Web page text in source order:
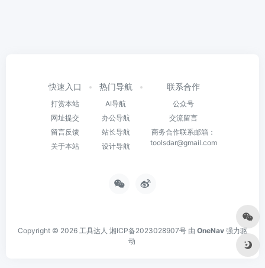
快速入口
打赏本站
网址提交
留言反馈
关于本站
热门导航
AI导航
办公导航
站长导航
设计导航
联系合作
公众号
交流留言
商务合作联系邮箱：
toolsdar@gmail.com
Copyright © 2026 工具达人 湘ICP备2023028907号 由 OneNav 强力驱
动